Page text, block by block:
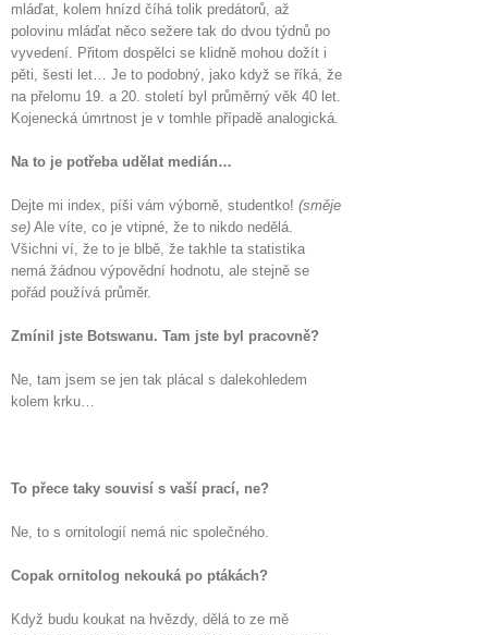
mláďat, kolem hnízd číhá tolik predátorů, až
polovinu mláďat něco sežere tak do dvou týdnů po
vyvedení. Přitom dospělci se klidně mohou dožít i
pěti, šesti let… Je to podobný, jako když se říká, že
na přelomu 19. a 20. století byl průměrný věk 40 let.
Kojenecká úmrtnost je v tomhle případě analogická.
Na to je potřeba udělat medián…
Dejte mi index, píši vám výborně, studentko! (směje
se) Ale víte, co je vtipné, že to nikdo nedělá.
Všichni ví, že to je blbě, že takhle ta statistika
nemá žádnou výpovědní hodnotu, ale stejně se
pořád používá průměr.
Zmínil jste Botswanu. Tam jste byl pracovně?
Ne, tam jsem se jen tak plácal s dalekohledem
kolem krku…
To přece taky souvisí s vaší prací, ne?
Ne, to s ornitologií nemá nic společného.
Copak ornitolog nekouká po ptákách?
Když budu koukat na hvězdy, dělá to ze mě